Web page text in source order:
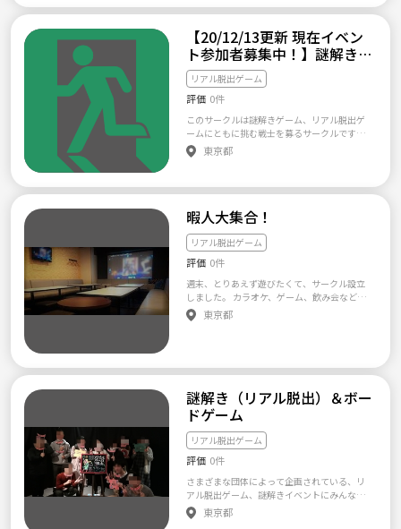
本的な常識・マナーのある人、脱出ゲームに
社会人サークル（大学生可）とはいえ気楽な
感じでゲームに参加・楽しんでいければと思
います。
あまりパリピな人はおらず、管理人含めて落ち
着いた雰囲気の方が多いと思います。 管理人
自身人見知りなところがあるので、そういっ
た人でも楽しめるように工夫して運営してい
ます(^^♪ 参加しようか迷っている方がいらっ
しゃいましたら、とりあえず是非一度活動に
ご参加してみていただればと思います また、
非メッセージでお問合せくださいませ！ ご覧
いただきありがとうございます😊 ボドゲクラ
ブはボードゲームや謎解きなどのサブカルチ
い！ 新しい友達が欲しい！ みんなでゲームを
した（＾_＾） 毎回初回の方が5〜10人はいら
っしゃるので、安心してご参加いただけると
思います\( ˆoˆ )/ 特に初心者の方や人見知りの
方のサポートは手厚くしています🔰👌 また、
比較的女性のメンバーも多いため、初めてで
も安心して参加いただけると思います😊✨ 年
齢制限は特に設けていないため、過去に退会
処分を受けた方などでなければ、 基本的には
どなたでもご参加いただけます！ まだ設立し
ーです！！ 【サークル設立の想い】 ボードゲ
ームを通じて友達を作りたい！ 趣味の合う仲
間とわいわい楽しみたい！ 若いうちに沢山遊
んで思い出を作って色々なことをしてみた
い！ といった気持ちで始めました\( ˆoˆ )/ 【サ
ークルメンバー所有のボードゲーム一覧】 カ
タン、モノポリー、ナンジャモンジャ、ゴキブ
リポーカー ツォルキン、ディプロマシー、デ
き、タイムボム、ディクシット、ITO モダンア
ート、私の世界の見方、レジスタンスアヴァ
ロン 街コロ、5本のキュウリ、タイムストーリ
【20/12/13更新 現在イベン
ト参加者募集中！】謎解き・
脱出ゲームサークル
リアル脱出ゲーム
評価 0件
このサークルは謎解きゲーム、リアル脱出ゲ
ームにともに挑む戦士を募るサークルです。
既にある同種のサークルが稼働してないので
新設しました！ ◆当サークルはこんな方々を
き！な方 ・謎解き・脱出ゲームが好きだけど
るけどたまには違う人と謎解きしてみたい方
・謎解き・脱出ゲームやった事ないから怖い
な～怖いな～でも興味あるな～って方 ・謎解
き・脱出ゲーム好き同士交流してみたい方 ◆
開催頻度 基本的には土、日、祝日で月1～2程
度を予定してます ◆参加条件 ・20～30代の方
・最低限度のマナー・良識のある方 ・マル
チ・宗教・その他のあらゆる勧誘、迷惑行為
をしない方（発覚した場合は強制退会処理＆
東京都
暇人大集合！
リアル脱出ゲーム
評価 0件
週末、とりあえず遊びたくて、サークル設立
しました。 カラオケ、ゲーム、飲み会など、
気軽に集まって、遊びたい方、 一緒に楽しみ
ましょう。 運動したいとかも全然ありです！
は、是非とも一緒に遊びましょう！！ 募集は
老若男女問いません。 とりあえず、誰でも仲
良くしてほしいです。 ただし、宗教やNWビジ
ネスの勧誘はお断りです！
東京都
謎解き（リアル脱出）＆ボー
ドゲーム
リアル脱出ゲーム
評価 0件
さまざまな団体によって企画されている、リ
アル脱出ゲーム、謎解きイベントにみんなで
参加しようというサークルです。 また、ボー
ドゲームもメンバー内でやれたらなと思いま
東京都